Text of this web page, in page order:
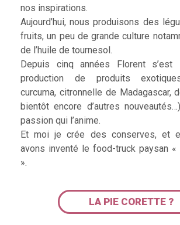
nos inspirations.
Aujourd’hui, nous produisons des
fruits, un peu de grande culture
de l’huile de tournesol.
Depuis cinq années Florent s’est
production de produits
curcuma, citronnelle de Madagascar,
bientôt encore d’autres
passion qui l’anime.
Et moi je crée des conserves, et
avons inventé le food-truck paysan «
».
LA PIE CORETTE ?